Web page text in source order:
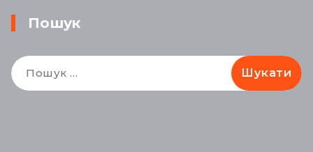
Пошук
Пошук: